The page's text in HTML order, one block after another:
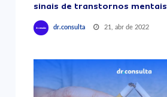
sinais de transtornos mentais
dr.consulta 21, abr de 2022